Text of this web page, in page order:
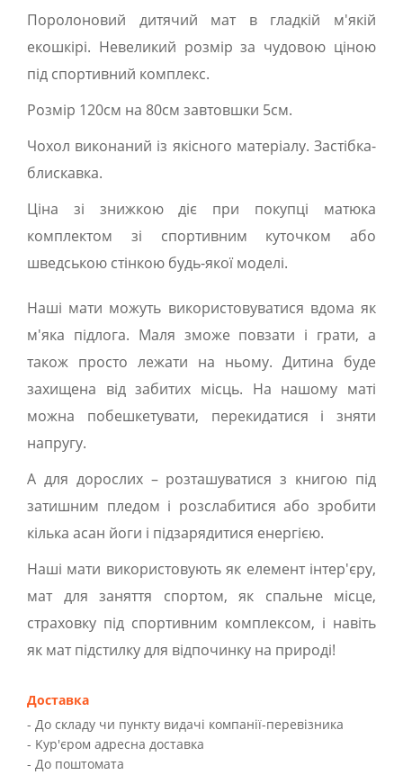
Поролоновий дитячий мат в гладкій м'якій
екошкірі. Невеликий розмір за чудовою ціною
під спортивний комплекс.
Розмір 120см на 80см завтовшки 5см.
Чохол виконаний із якісного матеріалу. Застібка-
блискавка.
Ціна зі знижкою діє при покупці матюка
комплектом зі спортивним куточком або
шведською стінкою будь-якої моделі.
Наші мати можуть використовуватися вдома як
м'яка підлога. Маля зможе повзати і грати, а
також просто лежати на ньому. Дитина буде
захищена від забитих місць. На нашому маті
можна побешкетувати, перекидатися і зняти
напругу.
А для дорослих – розташуватися з книгою під
затишним пледом і розслабитися або зробити
кілька асан йоги і підзарядитися енергією.
Наші мати використовують як елемент інтер'єру,
мат для заняття спортом, як спальне місце,
страховку під спортивним комплексом, і навіть
як мат підстилку для відпочинку на природі!
Доставка
- До складу чи пункту видачі компанії-перевізника
- Kур'єром адресна доставка
- До поштомата